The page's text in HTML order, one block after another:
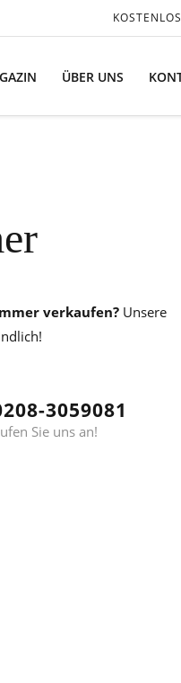
ÜBER UNS
verkaufen?Unsere
3059081
Sie uns an!